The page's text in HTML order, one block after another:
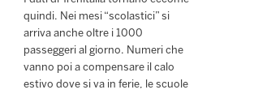
quindi. Nei mesi “scolastici” si
arriva anche oltre i 1000
passeggeri al giorno. Numeri che
vanno poi a compensare il calo
estivo dove si va in ferie, le scuole